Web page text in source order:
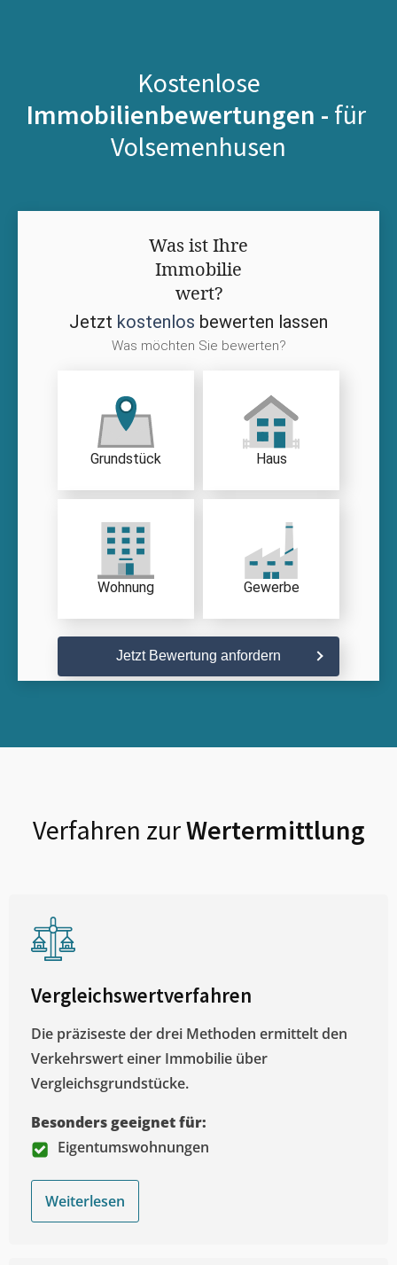
Kostenlose
Immobilienbewertungen - für
Volsemenhusen
Was ist Ihre
Immobilie
wert?
Jetzt kostenlos bewerten lassen
Was möchten Sie bewerten?
Grundstück Haus
Wohnung Gewerbe
Jetzt Bewertung anfordern
Verfahren zurWertermittlung
Vergleichswertverfahren
Die präziseste der drei Methoden ermittelt den
Verkehrswert einer Immobilie über
Vergleichsgrundstücke.
Besonders geeignet für:
Eigentumswohnungen
Weiterlesen